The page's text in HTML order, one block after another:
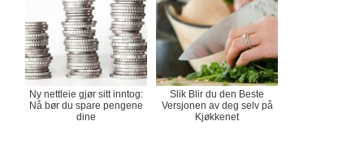
Ny nettleie gjør sitt inntog:
Nå bør du spare pengene
dine
Slik Blir du den Beste
Versjonen av deg selv på
Kjøkkenet